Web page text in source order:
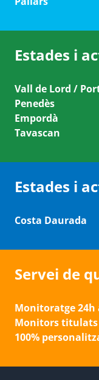
Estades i
Vall de Lord /
Penedès
Empordà
Tavascan
Estades i
Costa Daurada
Servei de
Monitoratge 24h
Monitors titulats
100%